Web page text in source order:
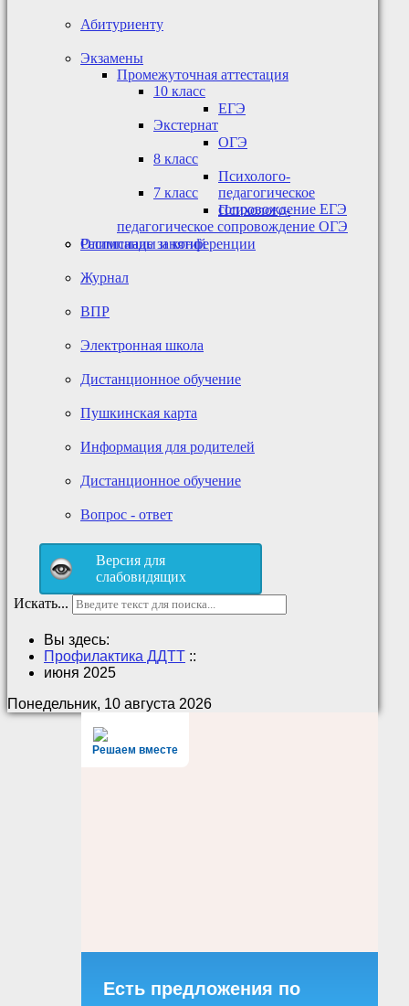
Абитуриенту
Экзамены
Промежуточная аттестация
10 класс
Экстернат
8 класс
7 класс
ЕГЭ
ОГЭ
Психолого-
педагогическое
сопровождение ЕГЭ
Психолого-
педагогическое сопровождение ОГЭ
Олимпиады и конференции
Расписание занятий
Журнал
ВПР
Электронная школа
Дистанционное обучение
Пушкинская карта
Информация для родителей
Дистанционное обучение
Вопрос - ответ
Версия для
слабовидящих
Искать...
Вы здесь:
Профилактика ДДТТ ::
июня 2025
Понедельник, 10 августа 2026
Решаем вместе
Есть предложения по